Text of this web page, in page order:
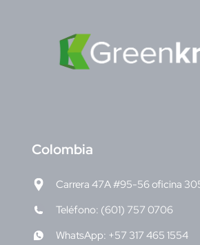
Colombia
Carrera 47A #95-56 oficina
Teléfono: (601) 757 0706
WhatsApp: +57 317 465 1554